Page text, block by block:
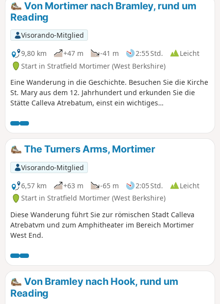
Von Mortimer nach Bramley, rund um
Reading
Visorando-Mitglied
9,80 km
+47 m -41 m 2:55 Std.
Leicht
Start in Stratfield Mortimer (West Berkshire)
Eine Wanderung in die Geschichte. Besuchen Sie die Kirche
St. Mary aus dem 12. Jahrhundert und erkunden Sie die
Stätte Calleva Atrebatum, einst ein wichtiges
The Turners Arms, Mortimer
Visorando-Mitglied
6,57 km
+63 m -65 m 2:05 Std.
Leicht
Start in Stratfield Mortimer (West Berkshire)
Diese Wanderung führt Sie zur römischen Stadt Calleva
Atrebatvm und zum Amphitheater im Bereich Mortimer
West End.
Von Bramley nach Hook, rund um
Reading